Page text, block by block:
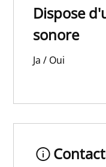
Dispose
sonore
Ja / Oui